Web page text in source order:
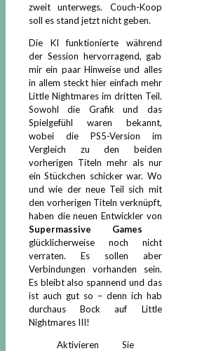
zweit unterwegs. Couch-Koop
soll es stand jetzt nicht geben.
Die KI funktionierte während
der Session hervorragend, gab
mir ein paar Hinweise und alles
in allem steckt hier einfach mehr
Little Nightmares im dritten Teil.
Sowohl die Grafik und das
Spielgefühl waren bekannt,
wobei die PS5-Version im
Vergleich zu den beiden
vorherigen Titeln mehr als nur
ein Stückchen schicker war. Wo
und wie der neue Teil sich mit
den vorherigen Titeln verknüpft,
haben die neuen Entwickler von
Supermassive Games
glücklicherweise noch nicht
verraten. Es sollen aber
Verbindungen vorhanden sein.
Es bleibt also spannend und das
ist auch gut so – denn ich hab
durchaus Bock auf Little
Nightmares III!
Aktivieren Sie